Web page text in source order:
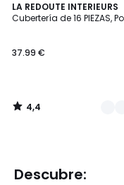
LA REDOUTE INTERIEURS
Cubertería de 16 PIEZAS,
37.99 €
4,4
/ 5
2
Colores
4,4
/
Descubre: